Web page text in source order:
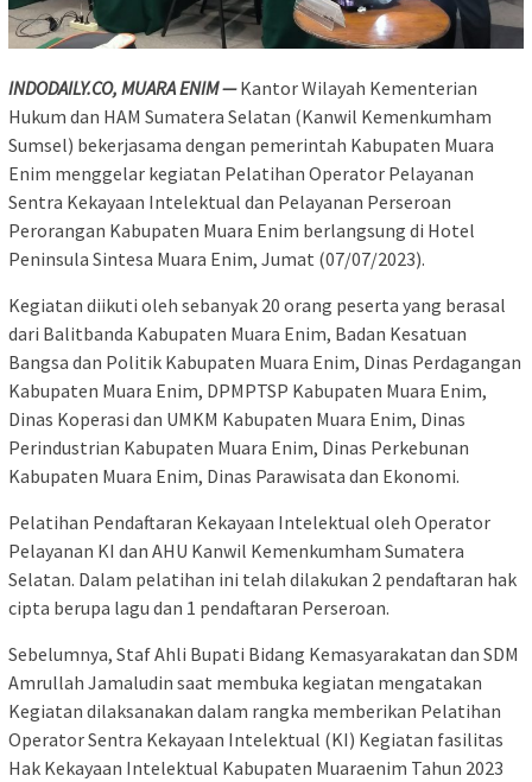
INDODAILY.CO, MUARA ENIM — Kantor Wilayah Kementerian
Hukum dan HAM Sumatera Selatan (Kanwil Kemenkumham
Sumsel) bekerjasama dengan pemerintah Kabupaten Muara
Enim menggelar kegiatan Pelatihan Operator Pelayanan
Sentra Kekayaan Intelektual dan Pelayanan Perseroan
Perorangan Kabupaten Muara Enim berlangsung di Hotel
Peninsula Sintesa Muara Enim, Jumat (07/07/2023).
Kegiatan diikuti oleh sebanyak 20 orang peserta yang berasal
dari Balitbanda Kabupaten Muara Enim, Badan Kesatuan
Bangsa dan Politik Kabupaten Muara Enim, Dinas Perdagangan
Kabupaten Muara Enim, DPMPTSP Kabupaten Muara Enim,
Dinas Koperasi dan UMKM Kabupaten Muara Enim, Dinas
Perindustrian Kabupaten Muara Enim, Dinas Perkebunan
Kabupaten Muara Enim, Dinas Parawisata dan Ekonomi.
Pelatihan Pendaftaran Kekayaan Intelektual oleh Operator
Pelayanan KI dan AHU Kanwil Kemenkumham Sumatera
Selatan. Dalam pelatihan ini telah dilakukan 2 pendaftaran hak
cipta berupa lagu dan 1 pendaftaran Perseroan.
Sebelumnya, Staf Ahli Bupati Bidang Kemasyarakatan dan SDM
Amrullah Jamaludin saat membuka kegiatan mengatakan
Kegiatan dilaksanakan dalam rangka memberikan Pelatihan
Operator Sentra Kekayaan Intelektual (KI) Kegiatan fasilitas
Hak Kekayaan Intelektual Kabupaten Muaraenim Tahun 2023